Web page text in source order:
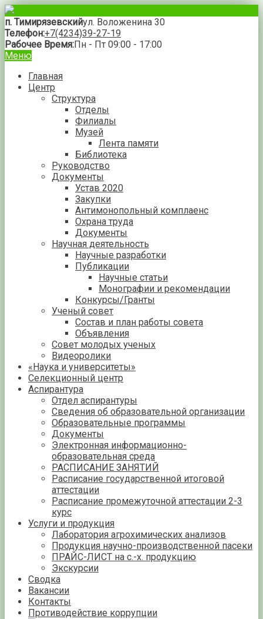
п. Тимирязевскийул. Воложенина 30
Телефон:+7(4234)39-27-19
Рабочее Время:Пн - Пт 09:00 - 17:00
Меню
Главная
Центр
Структура
Отделы
Филиалы
Музей
Лента памяти
Библиотека
Руководство
Документы
Устав 2020
Закупки
Антимонопольный комплаенс
Охрана труда
Документы
Научная деятельность
Научные разработки
Публикации
Научные статьи
Монографии и рекомендации
Конкурсы/Гранты
Ученый совет
Состав и план работы совета
Объявления
Совет молодых ученых
Видеоролики
«Наука и университеты»
Селекционный центр
Аспирантура
Отдел аспирантуры
Сведения об образовательной организации
Образовательные программы
Документы
Электронная информационно-
образовательная среда
РАСПИСАНИЕ ЗАНЯТИЙ
Расписание государственной итоговой
аттестации
Расписание промежуточной аттестации 2-3
курс
Услуги и продукция
Лаборатория агрохимических анализов
Продукция научно-производственной пасеки
ПРАЙС-ЛИСТ на с.-х. продукцию
Экскурсии
Сводка
Вакансии
Контакты
Противодействие коррупции